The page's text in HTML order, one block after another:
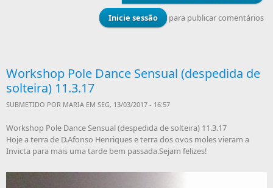
Inicie sessão para publicar comentários
Workshop Pole Dance Sensual (despedida de
solteira) 11.3.17
SUBMETIDO POR MARIA EM SEG, 13/03/2017 - 16:57
Workshop Pole Dance Sensual (despedida de solteira) 11.3.17
Hoje a terra de D.Afonso Henriques e terra dos ovos moles vieram a
Invicta para mais uma tarde bem passada.Sejam felizes!